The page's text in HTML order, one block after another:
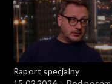
Raport specjalny